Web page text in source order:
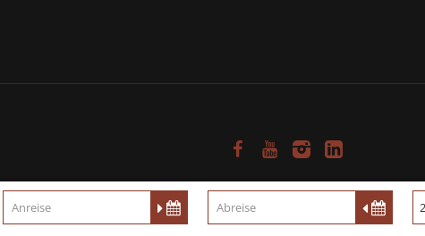
© 2024 Altes Amtshaus Ailringen